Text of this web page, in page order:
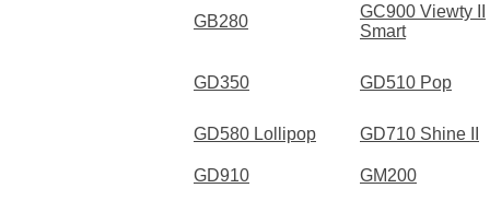
GB280
GC900 Viewty II
Smart
GD350 GD510 Pop
GD580 Lollipop GD710 Shine II
GD910 GM200